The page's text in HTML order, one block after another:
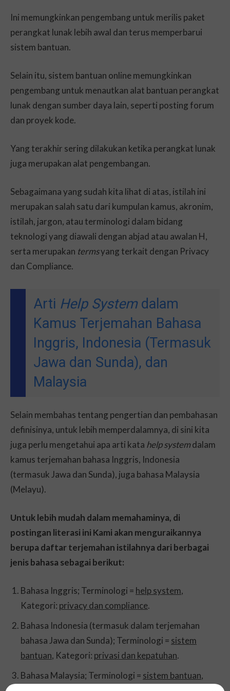
Ini memungkinkan pengembang untuk merilis paket
perangkat lunak lebih awal dan terus memperbarui
sistem bantuan.
Selain itu, sistem bantuan online memungkinkan
pengembang untuk menautkan alat bantuan perangkat
lunak dengan sumber daya lain, seperti posting forum
dan proyek kode.
Yang terakhir sering dilakukan ketika perangkat lunak
juga merupakan alat pengembangan.
Sebagaimana yang sudah kita lihat di atas, istilah ini
merupakan salah satu dari kumpulan kamus, akronim,
istilah, jargon, atau terminologi dalam bidang
teknologi yang diawali dengan abjad atau awalan H,
serta merupakan termsyang terkait dengan Privacy
dan Compliance.
Arti Help Systemdalam
Kamus Terjemahan Bahasa
Inggris, Indonesia (Termasuk
Jawa dan Sunda), dan
Malaysia
Selain membahas tentang pengertian dan pembahasan
definisinya, untuk lebih memperdalamnya, di sini kita
juga perlu mengetahui apa arti kata help systemdalam
kamus terjemahan bahasa Inggris, Indonesia
(termasuk Jawa dan Sunda), juga bahasa Malaysia
(Melayu).
Untuk lebih mudah dalam memahaminya, di
postingan literasi ini Kami akan menguraikannya
berupa daftar terjemahan istilahnya dari berbagai
jenis bahasa sebagai berikut:
Bahasa Inggris; Terminologi = help system,
Kategori: privacy dan compliance.
Bahasa Indonesia (termasuk dalam terjemahan
bahasa Jawa dan Sunda); Terminologi = sistem
bantuan, Kategori: privasi dan kepatuhan.
Bahasa Malaysia; Terminologi = sistem bantuan,